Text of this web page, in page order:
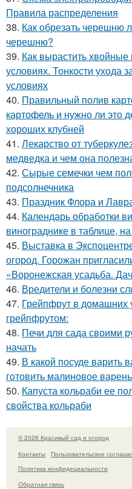
Правила распределения
38. Как обрезать черешню
черешню?
39. Как вырастить
условиях. Тонкости ухода
условиях
40. Правильный полив
картофель и нужно ли это
хороших клубней
41. Лекарство от
медведка и чем она
42. Сырые семечки чем
подсолнечника
43. Праздник Флора и
44. Календарь обработки
винограднике в таблице,
45. Выставка в
огород. Горожан
«Воронежская усадьба.
46. Вредители и болезни
47. Грейпфрут в домашних
грейпфрутом:
48. Печи для сада своими
начать
49. В какой посуде варить
готовить малиновое
50. Капуста кольраби ее
свойства кольраби
© 2026 Красивый сад и огород
Контакты
Пользовательское
Политика конфидециальности
Обратная связь